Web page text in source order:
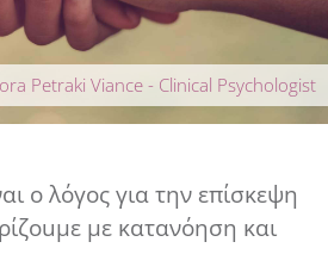
Petraki Viance - Clinical Psychologist
ο λόγος για την επίσκεψη
με κατανόηση και